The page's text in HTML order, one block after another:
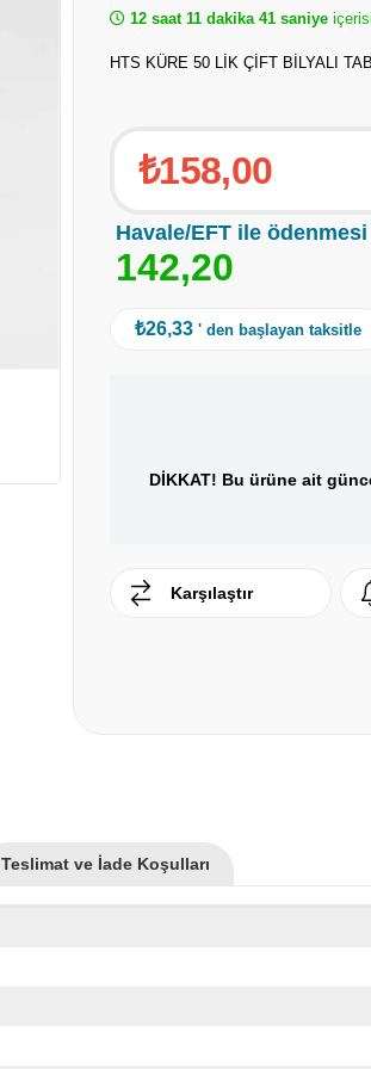
12 saat 11 dakika 40 saniye
HTS KÜRE 50 LİK ÇİFT BİLYALI
₺158,00
Havale/EFT ile
142,20
₺26,33 ' den başlayan taksitle
DİKKAT! Bu ürüne ait
Karşılaştır
Teslimat ve İade Koşulları